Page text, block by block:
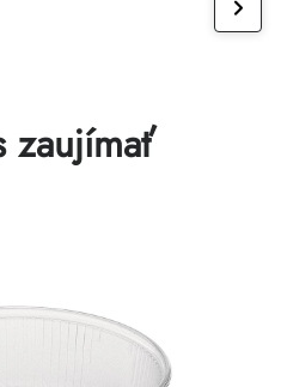
zaujímať